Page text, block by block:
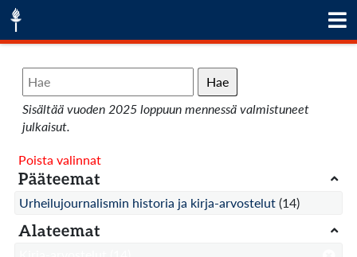
Hae
Sisältää vuoden 2025 loppuun mennessä valmistuneet
julkaisut.
Poista valinnat
Pääteemat
Urheilujournalismin historia ja kirja-arvostelut (14)
Alateemat